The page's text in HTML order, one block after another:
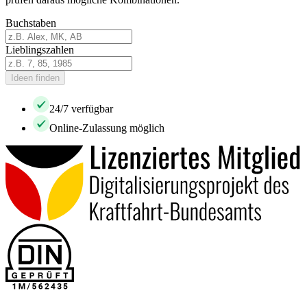
Buchstaben
Lieblingszahlen
Ideen finden
24/7 verfügbar
Online-Zulassung möglich